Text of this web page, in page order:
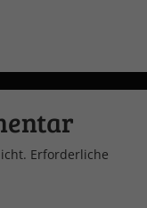
Erforderliche